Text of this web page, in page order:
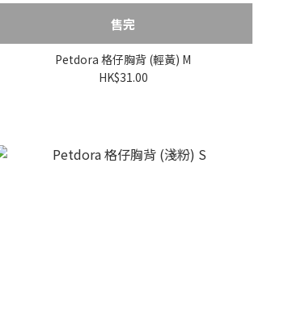
售完
Petdora 格仔胸背 (輕黃) M
HK$31.00